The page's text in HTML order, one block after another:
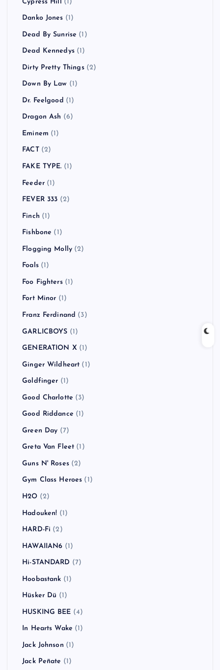
Cypress Hill (1)
Danko Jones (1)
Dead By Sunrise (1)
Dead Kennedys(1)
Dirty Pretty Things(2)
Down By Law (1)
Dr. Feelgood (1)
Dragon Ash (6)
Eminem (1)
FACT(2)
FAKE TYPE. (1)
Feeder(1)
FEVER 333 (2)
Finch (1)
Fishbone (1)
Flogging Molly (2)
Foals(1)
Foo Fighters(1)
Fort Minor (1)
Franz Ferdinand (3)
GARLICBOYS (1)
GENERATION X (1)
Ginger Wildheart (1)
Goldfinger (1)
Good Charlotte (3)
Good Riddance (1)
Green Day (7)
Greta Van Fleet (1)
Guns N' Roses(2)
Gym Class Heroes (1)
H2O (2)
Hadouken! (1)
HARD-Fi (2)
HAWAIIAN6 (1)
Hi-STANDARD (7)
Hoobastank (1)
Hüsker Dü (1)
HUSKING BEE (4)
In Hearts Wake (1)
Jack Johnson (1)
Jack Peñate (1)